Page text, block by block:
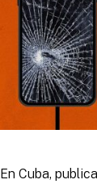
En Cuba,